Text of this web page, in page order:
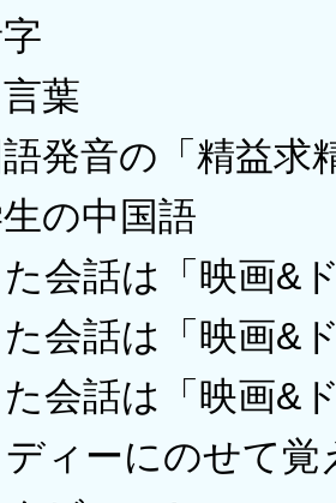
葉
発音の「精益求
の中国語
会話は「映画&
会話は「映画&
会話は「映画&
ィーにのせて覚